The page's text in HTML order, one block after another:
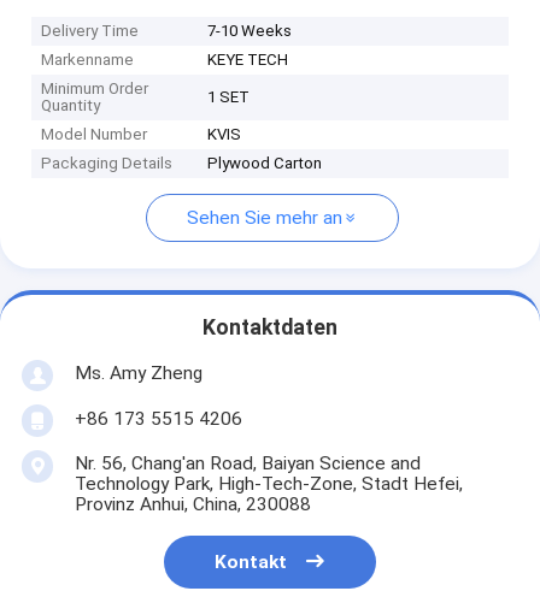
Delivery Time
7-10 Weeks
Markenname
KEYE TECH
Minimum Order
Quantity
1 SET
Model Number
KVIS
Packaging Details
Plywood Carton
Sehen Sie mehr an
Kontaktdaten
Ms. Amy Zheng
+86 173 5515 4206
Nr. 56, Chang'an Road, Baiyan Science and
Technology Park, High-Tech-Zone, Stadt Hefei,
Provinz Anhui, China, 230088
Kontakt